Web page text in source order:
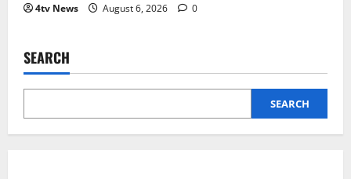
4tv News August 6, 2026 0
SEARCH
SEARCH